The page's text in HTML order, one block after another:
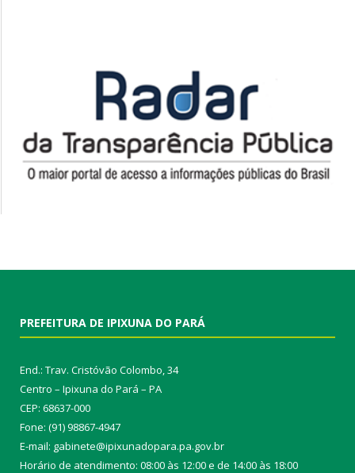
PREFEITURA DE IPIXUNA DO PARÁ
End.: Trav. Cristóvão Colombo, 34
Centro – Ipixuna do Pará – PA
CEP: 68637-000
Fone: (91) 98867-4947
E-mail: gabinete@ipixunadopara.pa.gov.br
Horário de atendimento: 08:00 às 12:00 e de 14:00 às 18:00